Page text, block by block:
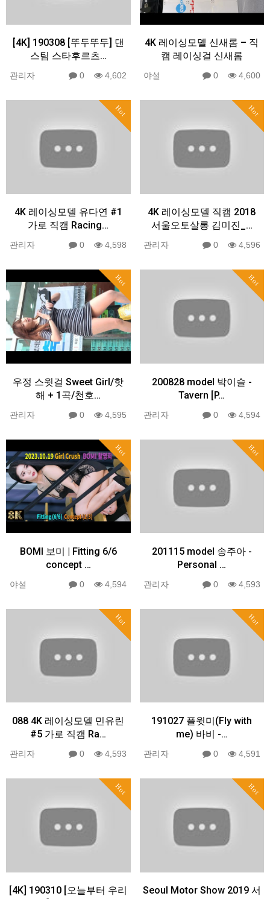
[4K] 190308 [뚜두뚜두] 댄
스팀 스타후르츠…
관리자 0 4,602
4K 레이싱모델 신새롬 – 직
캠 레이싱걸 신새롬
야설 0 4,600
Hot
4K 레이싱모델 유다연 #1
가로 직캠 Racing…
관리자 0 4,598
Hot
4K 레이싱모델 직캠 2018
서울오토살롱 김미진_…
관리자 0 4,596
Hot
우정 스윗걸 Sweet Girl/핫
해 + 1곡/천호…
관리자 0 4,595
Hot
200828 model 박이슬 -
Tavern [P…
관리자 0 4,594
Hot
BOMI 보미 | Fitting 6/6
concept …
야설 0 4,594
Hot
201115 model 송주아 -
Personal …
관리자 0 4,593
Hot
088 4K 레이싱모델 민유린
#5 가로 직캠 Ra…
관리자 0 4,593
Hot
191027 플윗미(Fly with
me) 바비 -…
관리자 0 4,591
Hot
[4K] 190310 [오늘부터 우리
Hot
Seoul Motor Show 2019 서